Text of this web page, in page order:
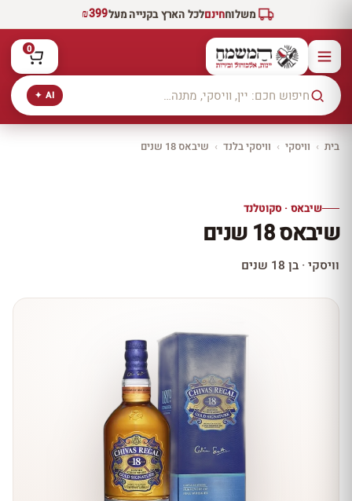
משלוחחינםלכל הארץ בקנייה מעל₪399
AI ✦
0
בית › וויסקי › וויסקי בלנד › שיבאס 18 שנים
10% הנחה
עכשיו ב-10% הנחה
שיבאס · סקוטלנד
שיבאס 18 שנים
וויסקי · בן 18 שנים